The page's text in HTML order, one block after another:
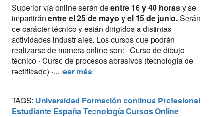
Superior vía online serán deentre 16 y 40 horasy se
impartirán entre el 25 de mayo y el 15 de junio.Serán
de carácter técnico y están dirigidos a distintas
actividades industriales. Los cursos que podrán
realizarse de manera online son: · Curso de dibujo
técnico · Curso de procesos abrasivos (tecnología de
rectificado) ·... leer más
TAGS: Universidad Formación continua Profesional
Estudiante España Tecnología CursosOnline